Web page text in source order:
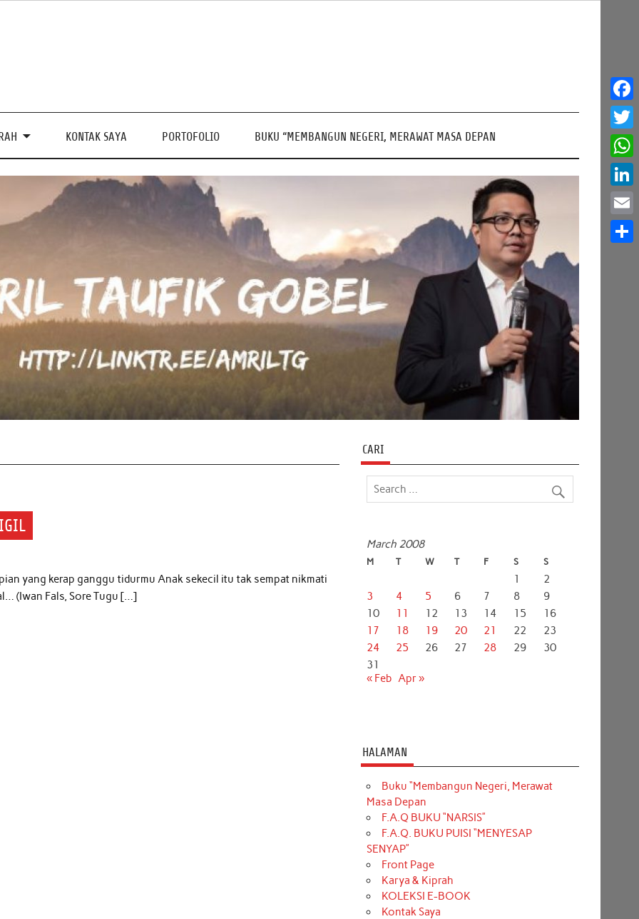
KONTAK SAYA PORTOFOLIO BUKU “MEMBANGUN NEGERI, MERAWAT MASA DEPAN
yang kerap ganggu tidurmu Anak sekecil itu tak sempat nikmati
(Iwan Fals, Sore Tugu […]
CARI
March 2008
M T W T F S S
1
2
3
4 5 6 7 8
9
10
11 12 13 14 15
16
17
18 19 20 21 22
23
24
25 26 27 28 29
30
31
« Feb Apr »
HALAMAN
Buku “Membangun Negeri, Merawat
Masa Depan
F.A.Q BUKU “NARSIS”
F.A.Q. BUKU PUISI “MENYESAP
SENYAP”
Front Page
Karya & Kiprah
KOLEKSI E-BOOK
Kontak Saya
Email